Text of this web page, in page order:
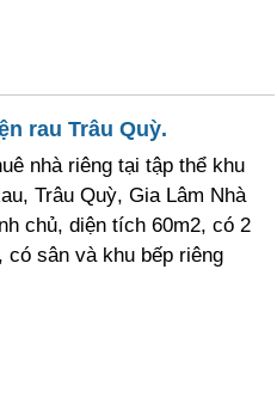
rau Trâu Quỳ.
nhà riêng tại tập thể khu
Trâu Quỳ, Gia Lâm Nhà
chủ, diện tích 60m2, có 2
có sân và khu bếp riêng